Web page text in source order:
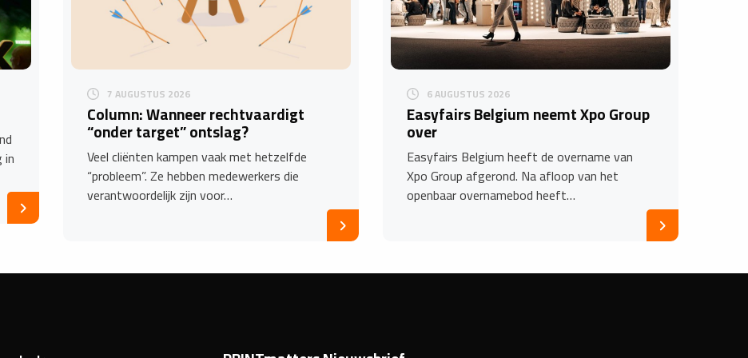
in
7 AUGUSTUS 2026
Column: Wanneer rechtvaardigt
“onder target” ontslag?
Veel cliënten kampen vaak met hetzelfde
“probleem”. Ze hebben medewerkers die
verantwoordelijk zijn voor…
6 AUGUSTUS 2026
Easyfairs Belgium neemt Xpo Group
over
Easyfairs Belgium heeft de overname van
Xpo Group afgerond. Na afloop van het
openbaar overnamebod heeft…